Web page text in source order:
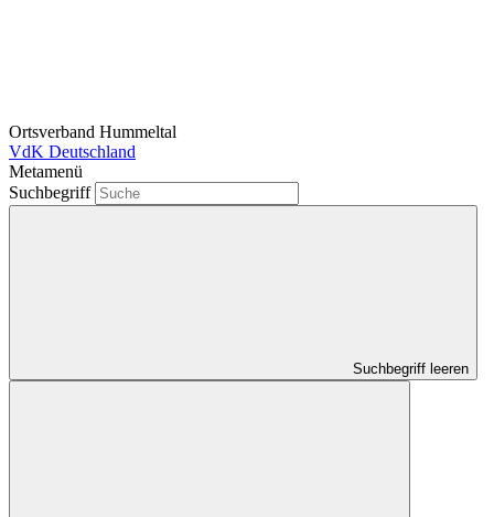
Ortsverband Hummeltal
VdK Deutschland
Metamenü
Suchbegriff
Suchbegriff leeren